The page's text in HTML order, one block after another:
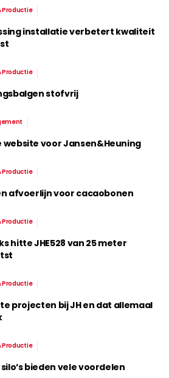
Productie
installatie verbetert kwaliteit
Productie
stofvrij
website voor Jansen&Heuning
Productie
afvoerlijn voor cacaobonen
Productie
hitte JHE528 van 25 meter
Productie
projecten bij JH en dat allemaal
Productie
bieden vele voordelen